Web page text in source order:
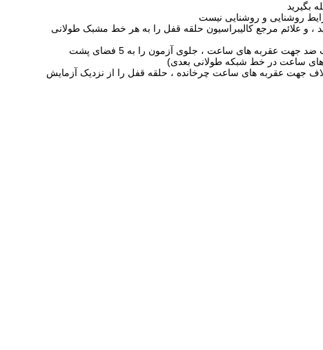
و علائم مرجع کالیبراسیون حلقه قفل را به هر خط مشبک طولانی
d ، اطمینان حاصل کنید که موقعیت حلقه قفل ثابت (یعنی علائم مرجع کالیبراسیون ثابت) جلد تست ضد جهت عقربه های ساعت ، جلوی آزمون را به 5 فضای پشت
های ساعت در خط شبکه طولانی بعدی)
جهت عقربه های ساعت چرخانده ، حلقه قفل را از نزدیک آزمایش